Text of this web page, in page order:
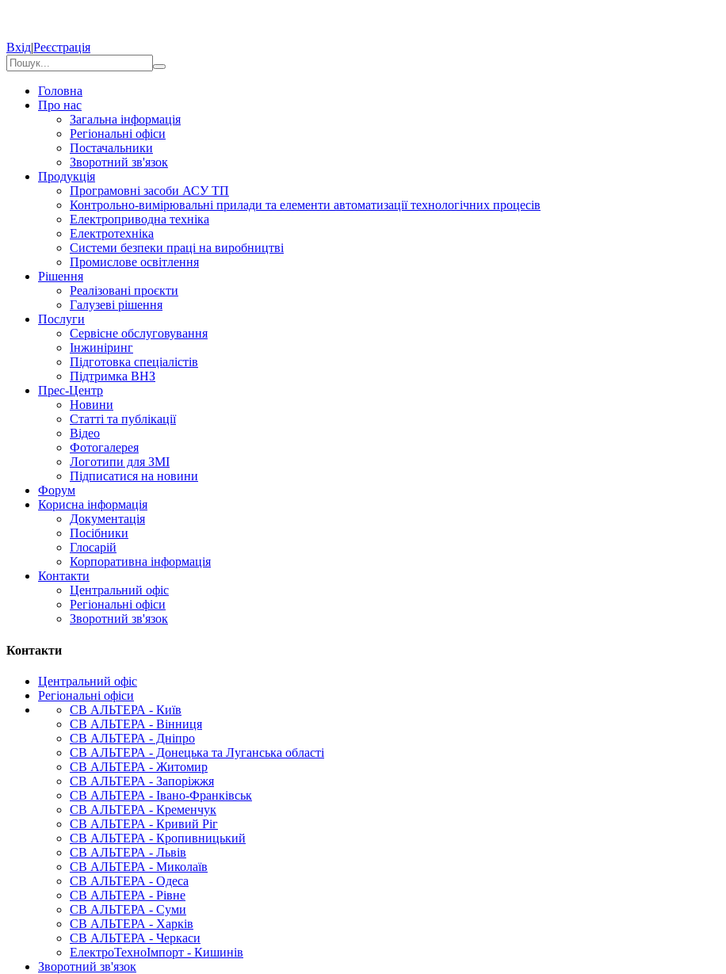
Вхід|Реєстрація
Головна
Про нас
Загальна інформація
Регіональні офіси
Постачальники
Зворотний зв'язок
Продукція
Програмовні засоби АСУ ТП
Контрольно-вимірювальні прилади та елементи автоматизації технологічних процесів
Електроприводна техніка
Електротехніка
Системи безпеки праці на виробництві
Промислове освітлення
Рішення
Реалізовані проєкти
Галузеві рішення
Послуги
Сервісне обслуговування
Інжиніринг
Підготовка спеціалістів
Підтримка ВНЗ
Прес-Центр
Новини
Статті та публікації
Відео
Фотогалерея
Логотипи для ЗМІ
Підписатися на новини
Форум
Корисна інформація
Документація
Посібники
Глосарій
Корпоративна інформація
Контакти
Центральний офіс
Регіональні офіси
Зворотний зв'язок
Контакти
Центральний офіс
Регіональні офіси
СВ АЛЬТЕРА - Київ
СВ АЛЬТЕРА - Вінниця
СВ АЛЬТЕРА - Дніпро
СВ АЛЬТЕРА - Донецька та Луганська області
СВ АЛЬТЕРА - Житомир
СВ АЛЬТЕРА - Запоріжжя
СВ АЛЬТЕРА - Івано-Франківськ
СВ АЛЬТЕРА - Кременчук
СВ АЛЬТЕРА - Кривий Ріг
СВ АЛЬТЕРА - Кропивницький
СВ АЛЬТЕРА - Львів
СВ АЛЬТЕРА - Миколаїв
СВ АЛЬТЕРА - Одеса
СВ АЛЬТЕРА - Рівне
СВ АЛЬТЕРА - Суми
СВ АЛЬТЕРА - Харків
СВ АЛЬТЕРА - Черкаси
ЕлектроТехноІмпорт - Кишинів
Зворотний зв'язок